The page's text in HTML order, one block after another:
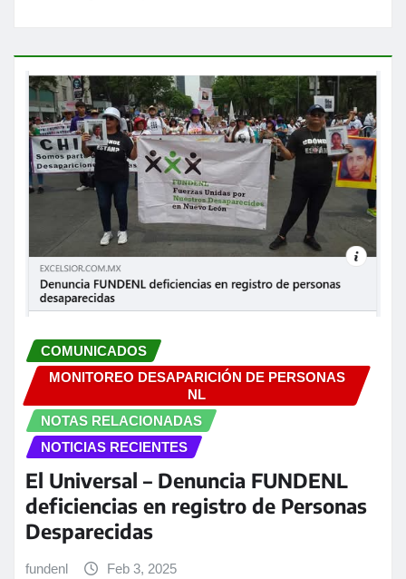
COMUNICADOS
MONITOREO DESAPARICIÓN DE PERSONAS
NL
NOTAS RELACIONADAS
NOTICIAS RECIENTES
El Universal – Denuncia FUNDENL
deficiencias en registro de Personas
Desparecidas
fundenl Feb 3, 2025